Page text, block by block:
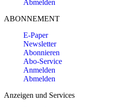
Abmelden
ABONNEMENT
E-Paper
Newsletter
Abonnieren
Abo-Service
Anmelden
Abmelden
Anzeigen und Services